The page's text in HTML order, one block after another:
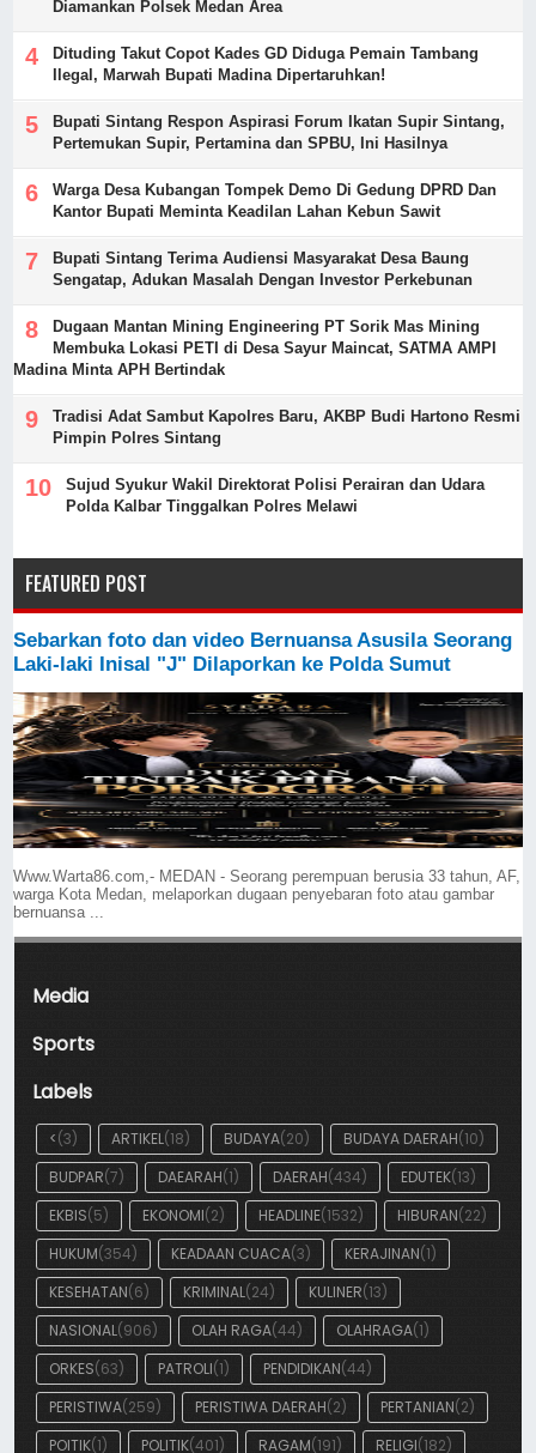
Diamankan Polsek Medan Area
Dituding Takut Copot Kades GD Diduga Pemain Tambang
Ilegal, Marwah Bupati Madina Dipertaruhkan!
Bupati Sintang Respon Aspirasi Forum Ikatan Supir Sintang,
Pertemukan Supir, Pertamina dan SPBU, Ini Hasilnya
Warga Desa Kubangan Tompek Demo Di Gedung DPRD Dan
Kantor Bupati Meminta Keadilan Lahan Kebun Sawit
Bupati Sintang Terima Audiensi Masyarakat Desa Baung
Sengatap, Adukan Masalah Dengan Investor Perkebunan
Dugaan Mantan Mining Engineering PT Sorik Mas Mining
Membuka Lokasi PETI di Desa Sayur Maincat, SATMA AMPI
Madina Minta APH Bertindak
Tradisi Adat Sambut Kapolres Baru, AKBP Budi Hartono Resmi
Pimpin Polres Sintang
Sujud Syukur Wakil Direktorat Polisi Perairan dan Udara
Polda Kalbar Tinggalkan Polres Melawi
FEATURED POST
Sebarkan foto dan video Bernuansa Asusila Seorang
Laki-laki Inisal "J" Dilaporkan ke Polda Sumut
Www.Warta86.com,- MEDAN - Seorang perempuan berusia 33 tahun, AF,
warga Kota Medan, melaporkan dugaan penyebaran foto atau gambar
bernuansa ...
Media
Sports
Labels
<(3) ARTIKEL(18) BUDAYA(20) BUDAYA DAERAH(10)
BUDPAR(7) DAEARAH(1) DAERAH(434) EDUTEK(13)
EKBIS(5) EKONOMI(2) HEADLINE(1532) HIBURAN(22)
HUKUM(354) KEADAAN CUACA(3) KERAJINAN(1)
KESEHATAN(6) KRIMINAL(24) KULINER(13)
NASIONAL(906) OLAH RAGA(44) OLAHRAGA(1)
ORKES(63) PATROLI(1) PENDIDIKAN(44)
PERISTIWA(259) PERISTIWA DAERAH(2) PERTANIAN(2)
POITIK(1) POLITIK(401) RAGAM(191) RELIGI(182)